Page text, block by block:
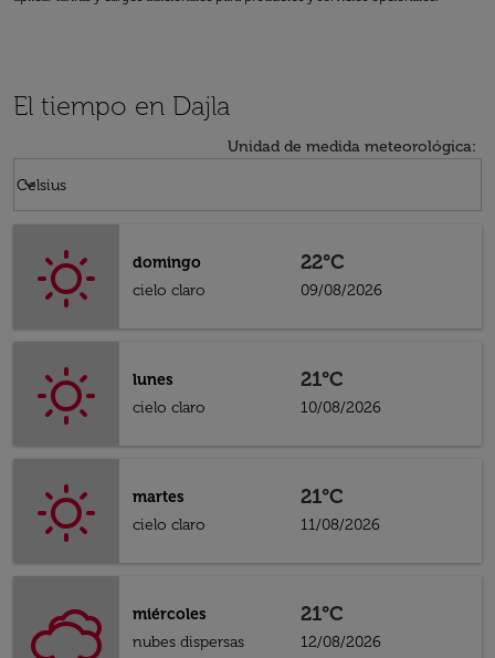
El tiempo en Dajla
Unidad de medida meteorológica:
Celsius
keyboard_arrow_down
domingo
cielo claro
22°C
09/08/2026
lunes
cielo claro
21°C
10/08/2026
martes
cielo claro
21°C
11/08/2026
miércoles
nubes dispersas
21°C
12/08/2026